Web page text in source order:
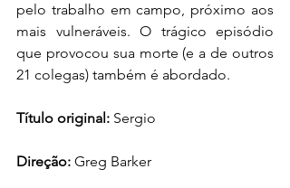
pelo trabalho em campo, próximo aos
mais vulneráveis. O trágico episódio
que provocou sua morte (e a de outros
21 colegas) também é abordado.
Título original: Sergio
Direção: Greg Barker